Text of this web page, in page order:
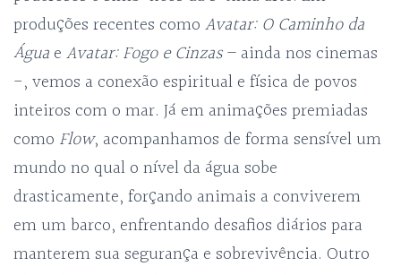
produções recentes comoAvatar: O Caminho da
ÁguaeAvatar: Fogo e Cinzas– ainda nos cinemas
-, vemos a conexão espiritual e física de povos
inteiros com o mar. Já em animações premiadas
como Flow, acompanhamos de forma sensível um
mundo no qual o nível da água sobe
drasticamente, forçando animais a conviverem
em um barco, enfrentando desafios diários para
manterem sua segurança e sobrevivência. Outro